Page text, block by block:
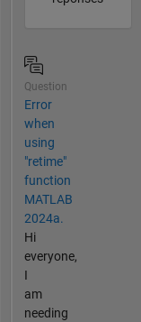
Question
Error
when
using
"retime"
function
MATLAB
2024a.
Hi
everyone,
I
am
needing